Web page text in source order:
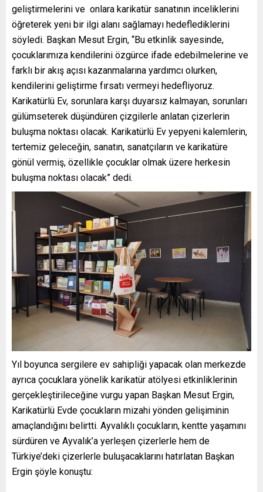
geliştirmelerini ve onlara karikatür sanatının inceliklerini
öğreterek yeni bir ilgi alanı sağlamayı hedeflediklerini
söyledi. Başkan Mesut Ergin, “Bu etkinlik sayesinde,
çocuklarımıza kendilerini özgürce ifade edebilmelerine ve
farklı bir akış açısı kazanmalarına yardımcı olurken,
kendilerini geliştirme fırsatı vermeyi hedefliyoruz.
Karikatürlü Ev, sorunlara karşı duyarsız kalmayan, sorunları
gülümseterek düşündüren çizgilerle anlatan çizerlerin
buluşma noktası olacak. Karikatürlü Ev yepyeni kalemlerin,
tertemiz geleceğin, sanatın, sanatçıların ve karikatüre
gönül vermiş, özellikle çocuklar olmak üzere herkesin
buluşma noktası olacak” dedi.
Yıl boyunca sergilere ev sahipliği yapacak olan merkezde
ayrıca çocuklara yönelik karikatür atölyesi etkinliklerinin
gerçekleştirileceğine vurgu yapan Başkan Mesut Ergin,
Karikatürlü Evde çocukların mizahi yönden gelişiminin
amaçlandığını belirtti. Ayvalıklı çocukların, kentte yaşamını
sürdüren ve Ayvalık’a yerleşen çizerlerle hem de
Türkiye’deki çizerlerle buluşacaklarını hatırlatan Başkan
Ergin şöyle konuştu: